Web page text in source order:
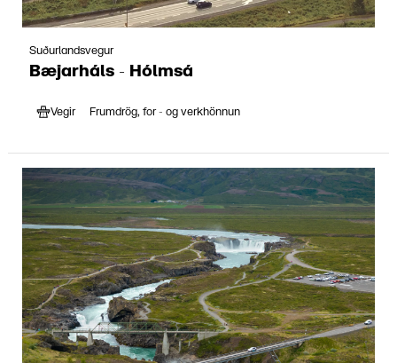
Suðurlandsvegur
Bæjarháls - Hólmsá
Vegir Frumdrög, for - og verkhönnun